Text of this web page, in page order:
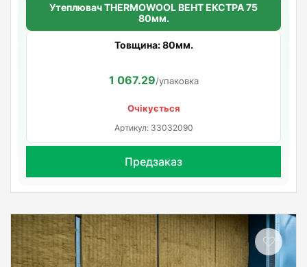
Утеплювач THERMOWOOL ВЕНТ ЕКСТРА 75
80мм.
Товщина: 80мм.
1 067.29/упаковка
Очікується
Артикул: 33032090
Предзаказ